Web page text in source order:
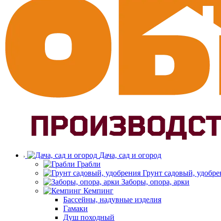
Дача, сад и огород
Грабли
Грунт садовый,
Заборы, опора, арки
Кемпинг
Бассейны, надувные изделия
Гамаки
Душ походный